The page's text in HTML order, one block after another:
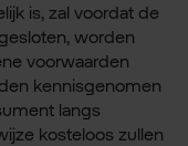
is, zal voordat de
worden
voorwaarden
kennisgenomen
langs
kosteloos zullen